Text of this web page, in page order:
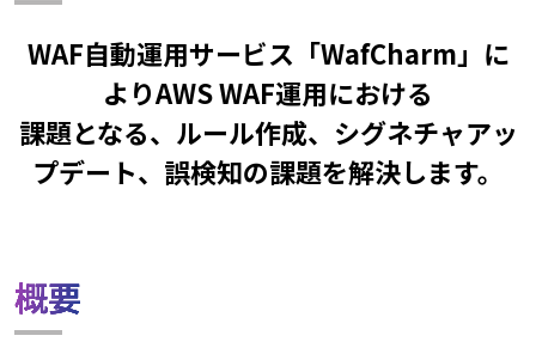
WAF自動運用サービス「WafCharm」に
よりAWS WAF運用における
課題となる、ルール作成、シグネチャアッ
プデート、誤検知の課題を解決します。
概要